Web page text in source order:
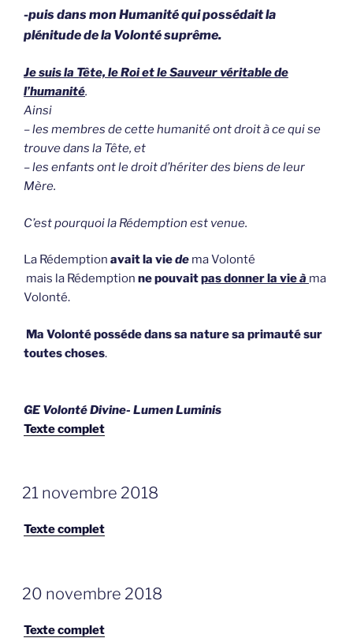
-puis dans mon Humanité qui possédait la
plénitude de la Volonté suprême.
Je suis la Tête, le Roi et le Sauveur véritable de
l’humanité.
Ainsi
– les membres de cette humanité ont droit à ce qui se
trouve dans la Tête, et
– les enfants ont le droit d’hériter des biens de leur
Mère.
C’est pourquoi la Rédemption est venue.
La Rédemption avaitla viede ma Volonté
mais la Rédemption ne pouvaitpas donnerla vieà ma
Volonté.
Ma Volonté posséde dans sa nature sa primauté sur
toutes choses.
GE Volonté Divine- Lumen Luminis
Texte complet
GEPLAATST
OP
21 novembre 2018
Texte complet
GEPLAATST
OP
20 novembre 2018
Texte complet